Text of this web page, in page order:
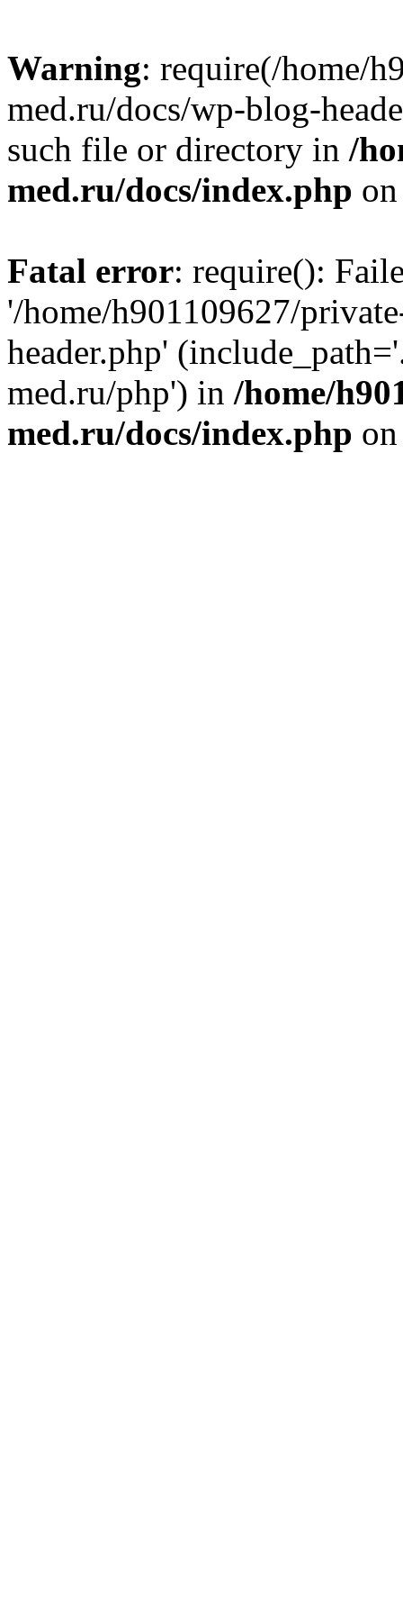
Warning: require(/home/
med.ru/docs/wp-blog-
such file or directory in /
med.ru/docs/index.php
Fatal error: require():
'/home/h901109627/
header.php'
med.ru/php') in /home/
med.ru/docs/index.php